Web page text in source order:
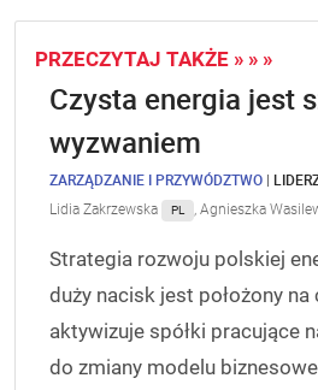
PRZECZYTAJ TAKŻE » » »
Czysta energia jest
wyzwaniem
ZARZĄDZANIE I PRZYWÓDZTWO |
Lidia Zakrzewska PL , Agnieszka
Strategia rozwoju polskiej
duży nacisk jest położony na
aktywizuje spółki pracujące
do zmiany modelu